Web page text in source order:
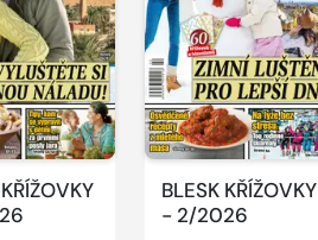
BLESK KŘÍŽOVKY
- 2/2026